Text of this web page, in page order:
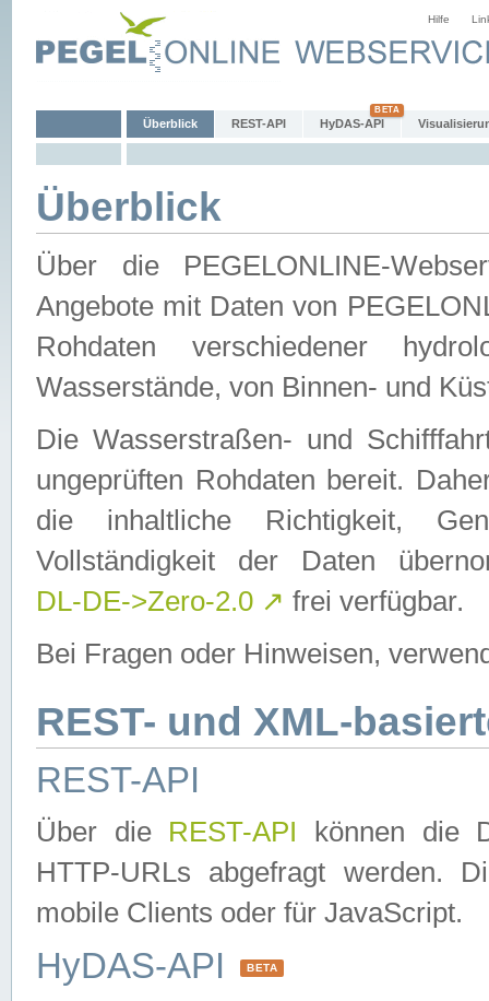
Hilfe
Überblick REST-API HyDAS-API
Überblick
Über die PEGELONLINE-
Angebote mit Daten von
Rohdaten verschiedener
Wasserstände, von Binnen- und
Die Wasserstraßen- und
ungeprüften Rohdaten bereit.
die inhaltliche Richtigkeit,
Vollständigkeit der Daten
DL-DE->Zero-2.0 ↗ frei verfügbar.
Bei Fragen oder Hinweisen,
REST- und XML-
REST-API
Über die REST-API können die
HTTP-URLs abgefragt werden.
mobile Clients oder für JavaScript.
HyDAS-API BETA